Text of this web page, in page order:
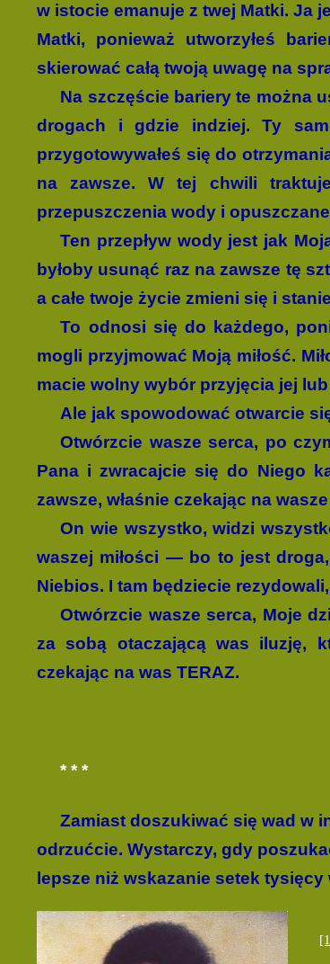
w istocie emanuje z twej Matki. Ja
Matki, ponieważ utworzyłeś
skierować całą twoją uwagę na
Na szczęście bariery te można
drogach i gdzie indziej. Ty
przygotowywałeś się do
na zawsze. W tej chwili
przepuszczenia wody i
Ten przepływ wody jest jak
byłoby usunąć raz na zawsze tę
a całe twoje życie zmieni się i
To odnosi się do każdego,
mogli przyjmować Moją miłość.
macie wolny wybór przyjęcia jej
Ale jak spowodować otwarcie
Otwórzcie wasze serca, po
Pana i zwracajcie się do Niego
zawsze, właśnie czekając na
On wie wszystko, widzi
waszej miłości — bo to jest
Niebios. I tam będziecie
Otwórzcie wasze serca, Moje
za sobą otaczającą was iluzję,
czekając na was TERAZ.
* * *
Zamiast doszukiwać się wad w
odrzućcie. Wystarczy, gdy
lepsze niż wskazanie setek